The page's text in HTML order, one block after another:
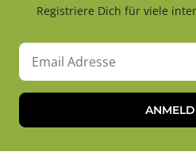
Registriere Dich für viele